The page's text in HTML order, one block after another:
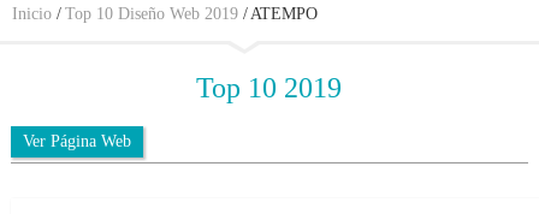
Inicio ¿Quiénes somos? ¿Qué hacemos?
Inicio/ Top 10 Diseño Web 2019 /ATEMPO
Top 10 2019
Ver Página Web